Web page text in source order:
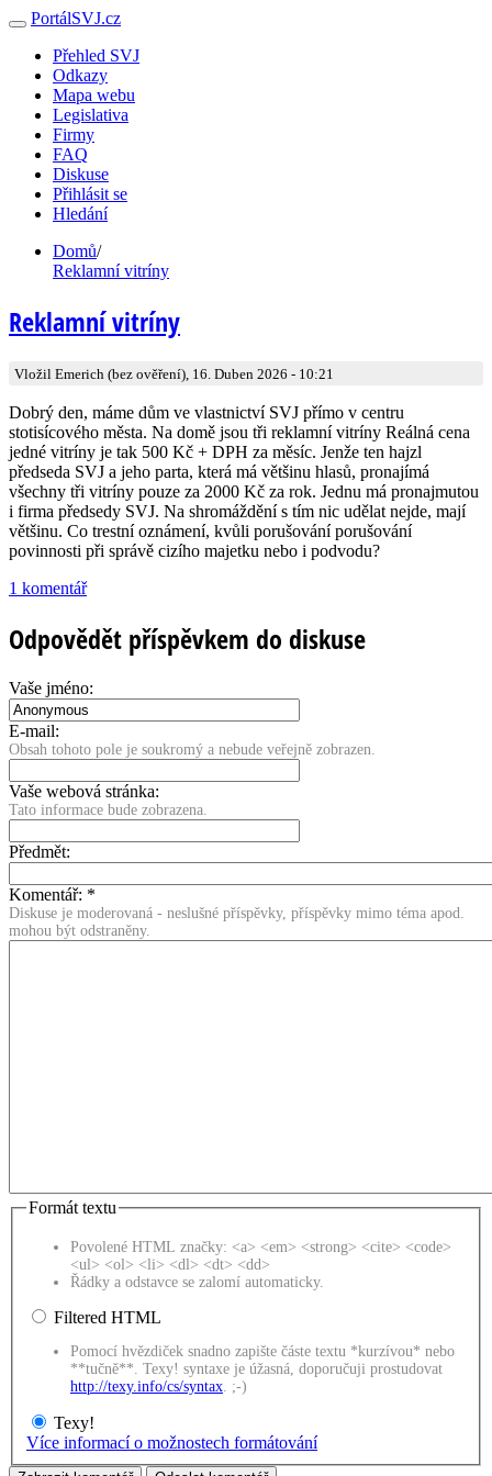
PortálSVJ.cz
Přehled SVJ
Odkazy
Mapa webu
Legislativa
Firmy
FAQ
Diskuse
Přihlásit se
Hledání
Domů/
Reklamní vitríny
Reklamní vitríny
Vložil Emerich (bez ověření), 16. Duben 2026 - 10:21
Dobrý den, máme dům ve vlastnictví SVJ přímo v centru
stotisícového města. Na domě jsou tři reklamní vitríny Reálná cena
jedné vitríny je tak 500 Kč + DPH za měsíc. Jenže ten hajzl
předseda SVJ a jeho parta, která má většinu hlasů, pronajímá
všechny tři vitríny pouze za 2000 Kč za rok. Jednu má pronajmutou
i firma předsedy SVJ. Na shromáždění s tím nic udělat nejde, mají
většinu. Co trestní oznámení, kvůli porušování porušování
povinnosti při správě cizího majetku nebo i podvodu?
1 komentář
Odpovědět příspěvkem do diskuse
Vaše jméno:
E-mail:
Obsah tohoto pole je soukromý a nebude veřejně zobrazen.
Vaše webová stránka:
Tato informace bude zobrazena.
Předmět:
Komentář: *
Diskuse je moderovaná - neslušné příspěvky, příspěvky mimo téma apod.
mohou být odstraněny.
Formát textu
Povolené HTML značky: <a> <em> <strong> <cite> <code>
<ul> <ol> <li> <dl> <dt> <dd>
Řádky a odstavce se zalomí automaticky.
Filtered HTML
Pomocí hvězdiček snadno zapište částe textu *kurzívou* nebo
**tučně**. Texy! syntaxe je úžasná, doporučuji prostudovat
http://texy.info/cs/syntax. ;-)
Texy!
Více informací o možnostech formátování